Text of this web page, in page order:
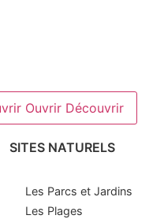
Ouvrir Découvrir
SITES NATURELS
Les Parcs et Jardins
Les Plages